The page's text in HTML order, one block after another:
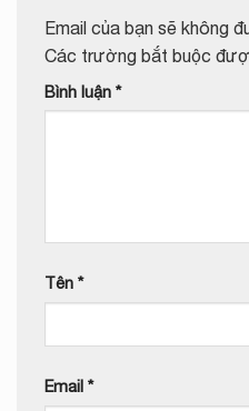
Email của bạn sẽ không
Các trường bắt buộc
Bình luận *
Tên *
Email *